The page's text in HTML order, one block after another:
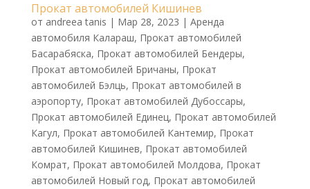
Прокат автомобилей Кишинев
от andreea tanis | Мар 28, 2023 | Аренда
автомобиля Калараш, Прокат автомобилей
Басарабяска, Прокат автомобилей Бендеры,
Прокат автомобилей Бричаны, Прокат
автомобилей Бэлць, Прокат автомобилей в
аэропорту, Прокат автомобилей Дубоссары,
Прокат автомобилей Единец, Прокат автомобилей
Кагул, Прокат автомобилей Кантемир, Прокат
автомобилей Кишинев, Прокат автомобилей
Комрат, Прокат автомобилей Молдова, Прокат
автомобилей Новый год, Прокат автомобилей